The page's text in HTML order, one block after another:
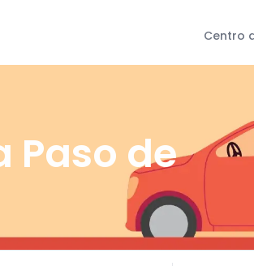
Centro
Paso de